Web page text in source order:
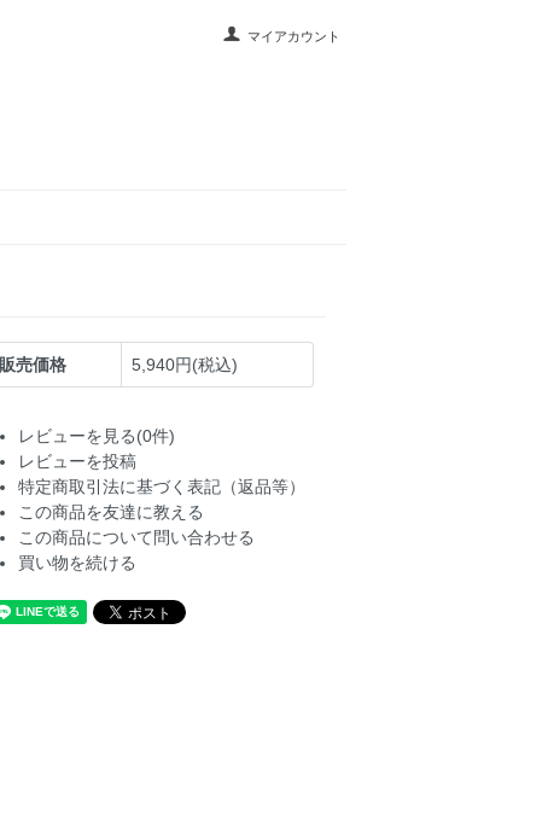
マイアカウント
販売価格 5,940円(税込)
レビューを見る(0件)
レビューを投稿
特定商取引法に基づく表記（返品等）
この商品を友達に教える
この商品について問い合わせる
買い物を続ける